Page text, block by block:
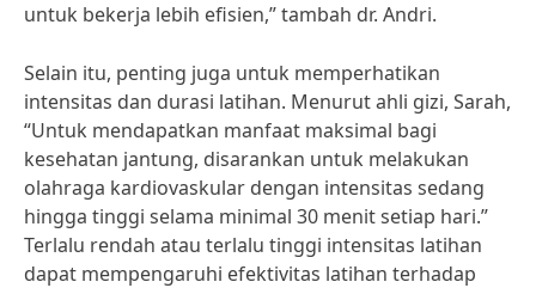
untuk bekerja lebih efisien,” tambah dr. Andri.
Selain itu, penting juga untuk memperhatikan
intensitas dan durasi latihan. Menurut ahli gizi, Sarah,
“Untuk mendapatkan manfaat maksimal bagi
kesehatan jantung, disarankan untuk melakukan
olahraga kardiovaskular dengan intensitas sedang
hingga tinggi selama minimal 30 menit setiap hari.”
Terlalu rendah atau terlalu tinggi intensitas latihan
dapat mempengaruhi efektivitas latihan terhadap